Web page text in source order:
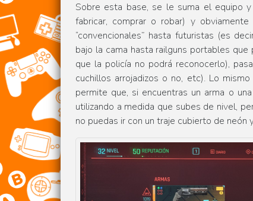
Sobre esta base, se le suma el equipo
fabricar, comprar o robar) y
“convencionales” hasta futuristas (es
bajo la cama hasta railguns portables
que la policía no podrá reconocerlo),
cuchillos arrojadizos o no, etc). Lo
permite que, si encuentras un arma o
utilizando a medida que subes de nivel,
no puedas ir con un traje cubierto de neón